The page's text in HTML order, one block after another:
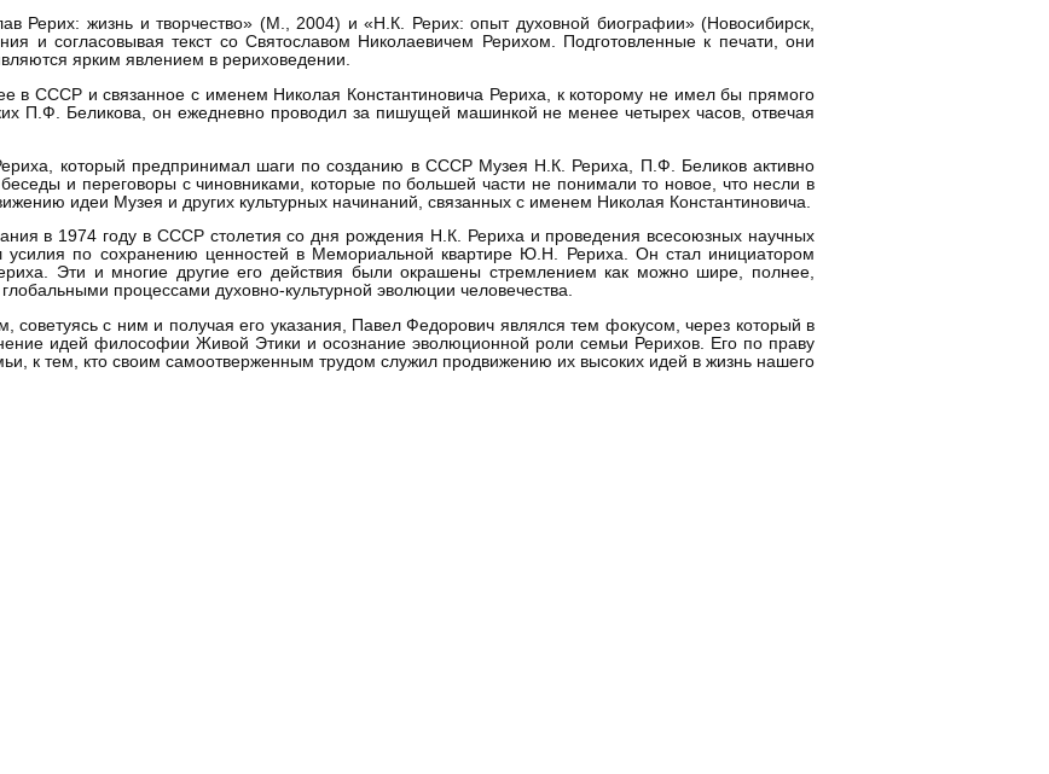
Рерих: жизнь и творчество» (М., 2004) и «Н.К. Рерих: опыт духовной биографии» (Новосибирск,
и согласовывая текст со Святославом Николаевичем Рерихом. Подготовленные к печати, они
ярким явлением в рериховедении.
в СССР и связанное с именем Николая Константиновича Рериха, к которому не имел бы прямого
П.Ф. Беликова, он ежедневно проводил за пишущей машинкой не менее четырех часов, отвечая
который предпринимал шаги по созданию в СССР Музея Н.К. Рериха, П.Ф. Беликов активно
и переговоры с чиновниками, которые по большей части не понимали то новое, что несли в
идеи Музея и других культурных начинаний, связанных с именем Николая Константиновича.
в 1974 году в СССР столетия со дня рождения Н.К. Рериха и проведения всесоюзных научных
по сохранению ценностей в Мемориальной квартире Ю.Н. Рериха. Он стал инициатором
Эти и многие другие его действия были окрашены стремлением как можно шире, полнее,
процессами духовно-культурной эволюции человечества.
с ним и получая его указания, Павел Федорович являлся тем фокусом, через который в
идей философии Живой Этики и осознание эволюционной роли семьи Рерихов. Его по праву
к тем, кто своим самоотверженным трудом служил продвижению их высоких идей в жизнь нашего